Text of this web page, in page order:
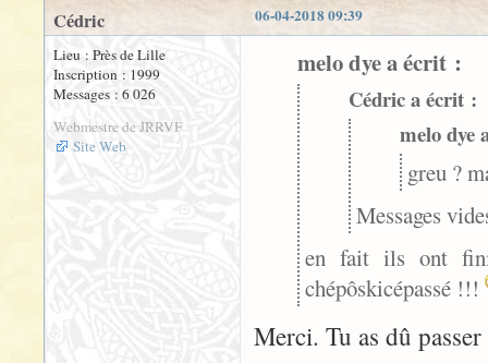
06-04-2018 09:39
Cédric
Lieu : Près de Lille
Inscription : 1999
Messages : 6 026
Webmestre de JRRVF
Site Web
melo dye a écrit :
Cédric a écrit :
melo dye
greu ?
Messages
en fait ils ont fini
chépôskicépassé !!!
Merci. Tu as dû